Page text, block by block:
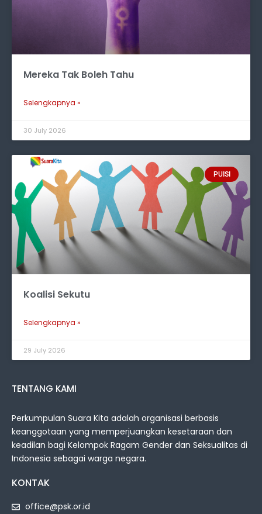
Mereka Tak Boleh Tahu
Selengkapnya »
30 July 2026
PUISI
Koalisi Sekutu
Selengkapnya »
29 July 2026
TENTANG KAMI
Perkumpulan Suara Kita adalah organisasi berbasis
keanggotaan yang memperjuangkan kesetaraan dan
keadilan bagi Kelompok Ragam Gender dan Seksualitas di
Indonesia sebagai warga negara.
KONTAK
office@psk.or.id